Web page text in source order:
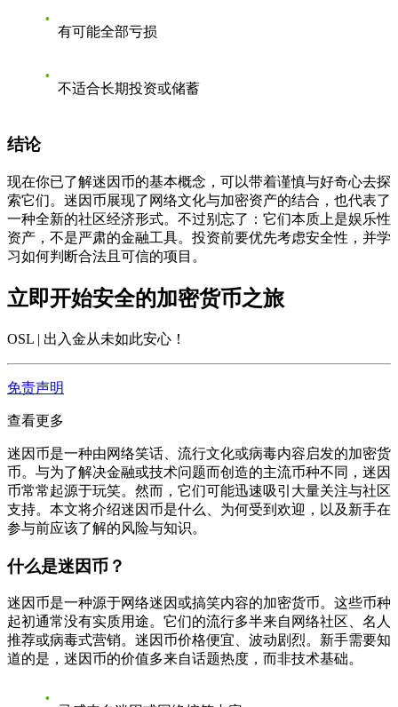
有可能全部亏损
不适合长期投资或储蓄
结论
现在你已了解迷因币的基本概念，可以带着谨慎与好奇心去探
索它们。迷因币展现了网络文化与加密资产的结合，也代表了
一种全新的社区经济形式。不过别忘了：它们本质上是娱乐性
资产，不是严肃的金融工具。投资前要优先考虑安全性，并学
习如何判断合法且可信的项目。
立即开始安全的加密货币之旅
OSL | 出入金从未如此安心 ！
免责声明
查看更多
迷因币是一种由网络笑话、流行文化或病毒内容启发的加密货
币。与为了解决金融或技术问题而创造的主流币种不同，迷因
币常常起源于玩笑。然而，它们可能迅速吸引大量关注与社区
支持。本文将介绍迷因币是什么、为何受到欢迎，以及新手在
参与前应该了解的风险与知识。
什么是迷因币？
迷因币是一种源于网络迷因或搞笑内容的加密货币。这些币种
起初通常没有实质用途。它们的流行多半来自网络社区、名人
推荐或病毒式营销。迷因币价格便宜、波动剧烈。新手需要知
道的是，迷因币的价值多来自话题热度，而非技术基础。